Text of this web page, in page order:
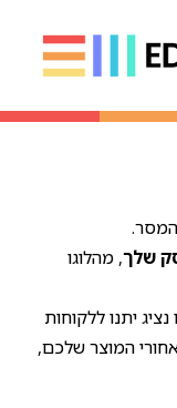
שלך, מהלוגו
יתנו ללקוחות
המוצר שלכם,